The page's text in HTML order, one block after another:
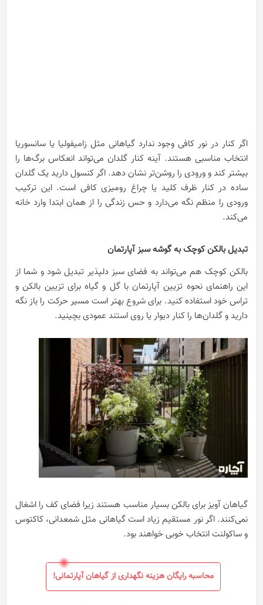
اگر کنار در نور کافی وجود ندارد گیاهانی مثل زامیفولیا یا سانسوریا
انتخاب مناسبی هستند. آینه کنار گلدان می‌تواند انعکاس برگ‌ها را
بیشتر کند و ورودی را روشن‌تر نشان دهد. اگر کنسول دارید یک گلدان
ساده در کنار ظرف کلید یا چراغ رومیزی کافی است. این ترکیب
ورودی را منظم نگه می‌دارد و حس زندگی را از همان ابتدا وارد خانه
می‌کند.
تبدیل بالکن کوچک به گوشه سبز آپارتمان
بالکن کوچک هم می‌تواند به فضای سبز دلپذیر تبدیل شود و شما از
این راهنمای نحوه تزیین آپارتمان با گل و گیاه برای تزیین بالکن و
تراس خود استفاده کنید. برای شروع بهتر است مسیر حرکت را باز نگه
دارید و گلدان‌ها را کنار دیوار یا روی استند عمودی بچینید.
گیاهان آویز برای بالکن بسیار مناسب هستند زیرا فضای کف را اشغال
نمی‌کنند. اگر نور مستقیم زیاد است گیاهانی مثل شمعدانی، کاکتوس
و ساکولنت انتخاب خوبی خواهند بود.
محاسبه رایگان هزینه نگهداری از گیاهان آپارتمانی!